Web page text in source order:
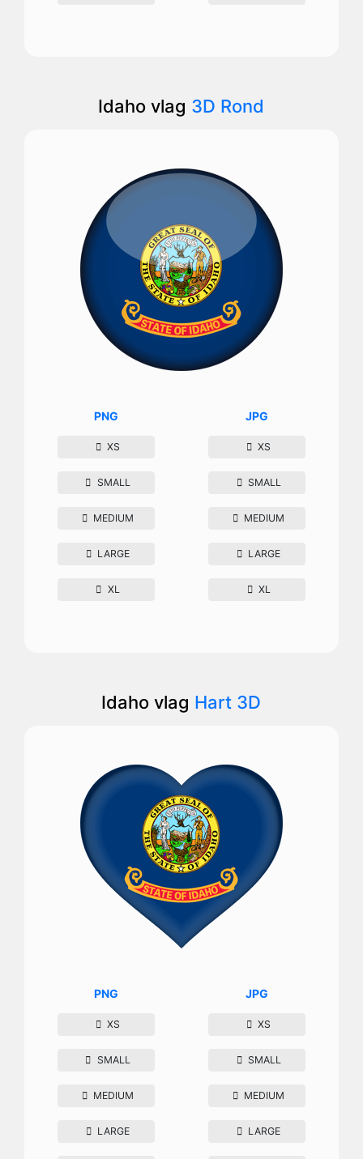
Idaho vlag 3D Rond
PNG
XS
SMALL
MEDIUM
LARGE
XL
JPG
XS
SMALL
MEDIUM
LARGE
XL
Idaho vlag Hart 3D
PNG
XS
SMALL
MEDIUM
LARGE
JPG
XS
SMALL
MEDIUM
LARGE